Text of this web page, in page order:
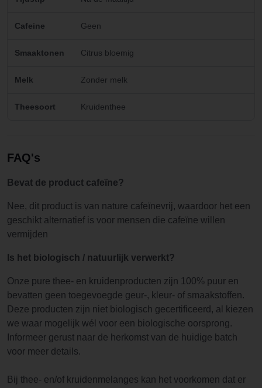
Cafeine Geen
Smaaktonen Citrus bloemig
Melk Zonder melk
Theesoort Kruidenthee
FAQ's
Bevat de product cafeïne?
Nee, dit product is van nature cafeïnevrij, waardoor het een
geschikt alternatief is voor mensen die cafeïne willen
vermijden
Is het biologisch / natuurlijk verwerkt?
Onze pure thee- en kruidenproducten zijn 100% puur en
bevatten geen toegevoegde geur-, kleur- of smaakstoffen.
Deze producten zijn niet biologisch gecertificeerd, al kiezen
we waar mogelijk wél voor een biologische oorsprong.
Informeer gerust naar de herkomst van de huidige batch
voor meer details.
Bij thee- en/of kruidenmelanges kan het voorkomen dat er